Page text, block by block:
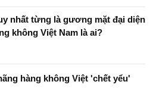
nhất từng là gương mặt đại diện
không Việt Nam là ai?
hàng không Việt 'chết yểu'